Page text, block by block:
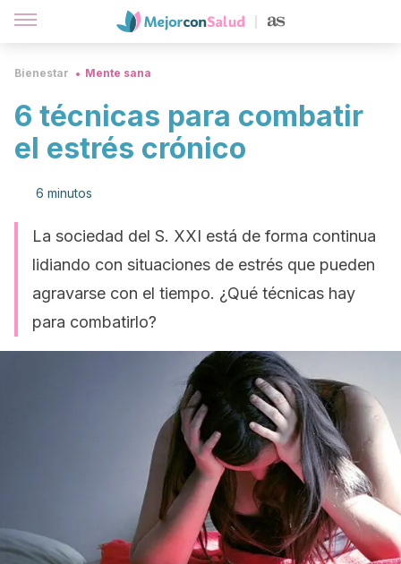
Bienestar Mente sana
6 técnicas para combatir
el estrés crónico
6 minutos
La sociedad del S. XXI está de forma continua
lidiando con situaciones de estrés que pueden
agravarse con el tiempo. ¿Qué técnicas hay
para combatirlo?